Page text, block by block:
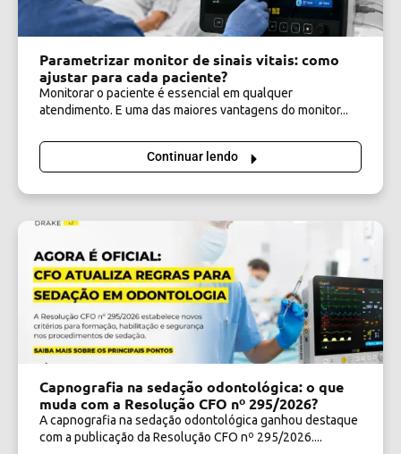
Parametrizar monitor de sinais vitais: como
ajustar para cada paciente?
Monitorar o paciente é essencial em qualquer
atendimento. E uma das maiores vantagens do monitor...
Continuar lendo
Capnografia na sedação odontológica: o que
muda com a Resolução CFO nº 295/2026?
A capnografia na sedação odontológica ganhou destaque
com a publicação da Resolução CFO nº 295/2026....